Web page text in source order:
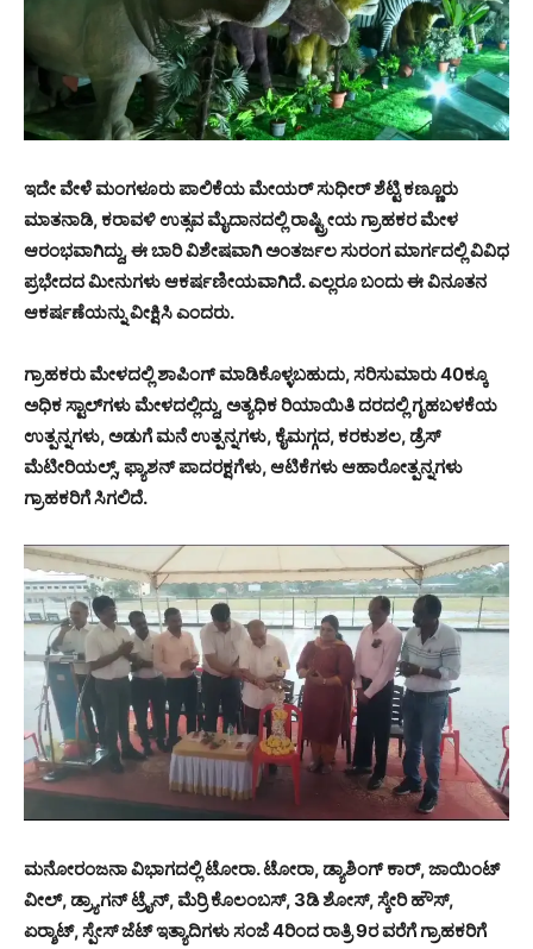
ಇದೇ ವೇಳೆ ಮಂಗಳೂರು ಪಾಲಿಕೆಯ ಮೇಯರ್ ಸುಧೀರ್ ಶೆಟ್ಟಿ ಕಣ್ಣೂರು
ಮಾತನಾಡಿ, ಕರಾವಳಿ ಉತ್ಸವ ಮೈದಾನದಲ್ಲಿ ರಾಷ್ಟ್ರೀಯ ಗ್ರಾಹಕರ ಮೇಳ
ಆರಂಭವಾಗಿದ್ದು, ಈ ಬಾರಿ ವಿಶೇಷವಾಗಿ ಅಂತರ್ಜಲ ಸುರಂಗ ಮಾರ್ಗದಲ್ಲಿ ವಿವಿಧ
ಪ್ರಭೇದದ ಮೀನುಗಳು ಆಕರ್ಷಣೀಯವಾಗಿದೆ. ಎಲ್ಲರೂ ಬಂದು ಈ ವಿನೂತನ
ಆಕರ್ಷಣೆಯನ್ನು ವೀಕ್ಷಿಸಿ ಎಂದರು.
ಗ್ರಾಹಕರು ಮೇಳದಲ್ಲಿ ಶಾಪಿಂಗ್ ಮಾಡಿಕೊಳ್ಳಬಹುದು, ಸರಿಸುಮಾರು 40ಕ್ಕೂ
ಅಧಿಕ ಸ್ಟಾಲ್‍ಗಳು ಮೇಳದಲ್ಲಿದ್ದು, ಅತ್ಯಧಿಕ ರಿಯಾಯಿತಿ ದರದಲ್ಲಿ ಗೃಹಬಳಕೆಯ
ಉತ್ಪನ್ನಗಳು, ಅಡುಗೆ ಮನೆ ಉತ್ಪನ್ನಗಳು, ಕೈಮಗ್ಗದ, ಕರಕುಶಲ, ಡ್ರೆಸ್
ಮೆಟೀರಿಯಲ್ಸ್, ಫ್ಯಾಶನ್ ಪಾದರಕ್ಷಗೆಳು, ಆಟಿಕೆಗಳು ಆಹಾರೋತ್ಪನ್ನಗಳು
ಗ್ರಾಹಕರಿಗೆ ಸಿಗಲಿದೆ.
ಮನೋರಂಜನಾ ವಿಭಾಗದಲ್ಲಿ ಟೋರಾ. ಟೋರಾ, ಡ್ಯಾಶಿಂಗ್ ಕಾರ್, ಜಾಯಿಂಟ್
ವೀಲ್, ಡ್ರ್ಯಾಗನ್ ಟ್ರೈನ್, ಮೆರ್ರಿ ಕೊಲಂಬಸ್, 3ಡಿ ಶೋಸ್, ಸ್ಕೇರಿ ಹೌಸ್,
ಏರ್‍ಶಾಟ್, ಸ್ಪೇಸ್ ಜೆಟ್ ಇತ್ಯಾದಿಗಳು ಸಂಜೆ 4ರಿಂದ ರಾತ್ರಿ 9ರ ವರೆಗೆ ಗ್ರಾಹಕರಿಗೆ